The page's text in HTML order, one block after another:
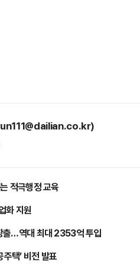
적극행정 교육
화 지원
출…역대 최대 2353억 투입
택’ 비전 발표